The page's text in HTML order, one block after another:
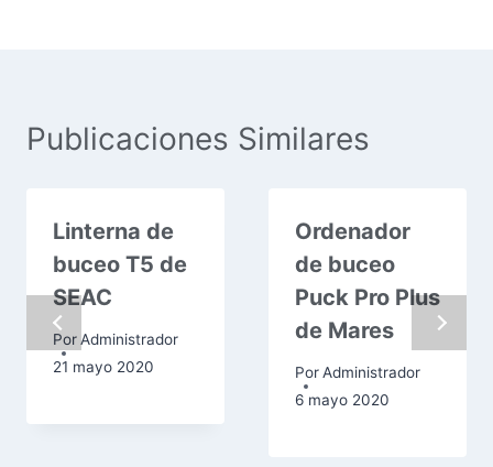
Publicaciones Similares
Linterna de
buceo T5 de
SEAC
PorAdministrador
21 mayo 2020
Ordenador
de buceo
Puck Pro Plus
de Mares
PorAdministrador
6 mayo 2020